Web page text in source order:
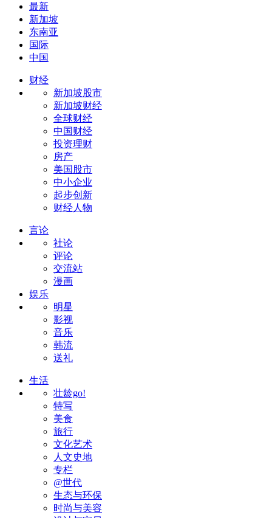
最新
新加坡
东南亚
国际
中国
财经
新加坡股市
新加坡财经
全球财经
中国财经
投资理财
房产
美国股市
中小企业
起步创新
财经人物
言论
社论
评论
交流站
漫画
娱乐
明星
影视
音乐
韩流
送礼
生活
壮龄go!
特写
美食
旅行
文化艺术
人文史地
专栏
@世代
生态与环保
时尚与美容